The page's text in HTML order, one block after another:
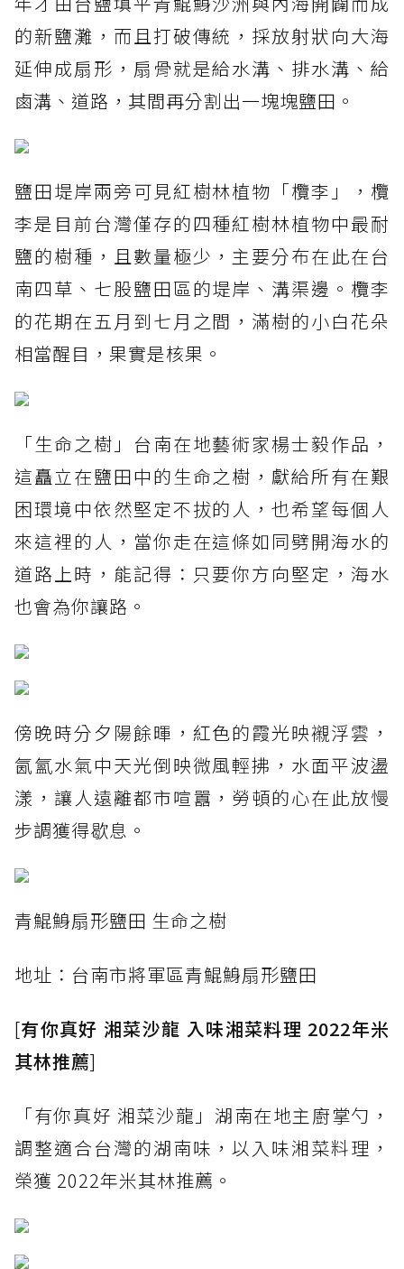
的新鹽灘，而且打破傳統，採放射狀向大海
延伸成扇形，扇骨就是給水溝、排水溝、給
鹵溝、道路，其間再分割出一塊塊鹽田。
鹽田堤岸兩旁可見紅樹林植物「欖李」，欖
李是目前台灣僅存的四種紅樹林植物中最耐
鹽的樹種，且數量極少，主要分布在此在台
南四草、七股鹽田區的堤岸、溝渠邊。欖李
的花期在五月到七月之間，滿樹的小白花朵
相當醒目，果實是核果。
「生命之樹」台南在地藝術家楊士毅作品，
這矗立在鹽田中的生命之樹，獻給所有在艱
困環境中依然堅定不拔的人，也希望每個人
來這裡的人，當你走在這條如同劈開海水的
道路上時，能記得：只要你方向堅定，海水
也會為你讓路。
傍晚時分夕陽餘暉，紅色的霞光映襯浮雲，
氤氳水氣中天光倒映微風輕拂，水面平波盪
漾，讓人遠離都市喧囂，勞頓的心在此放慢
步調獲得歇息。
青鯤鯓扇形鹽田 生命之樹
地址：台南市將軍區青鯤鯓扇形鹽田
[有你真好 湘菜沙龍 入味湘菜料理 2022年米
其林推薦]
「有你真好 湘菜沙龍」湖南在地主廚掌勺，
調整適合台灣的湖南味，以入味湘菜料理，
榮獲 2022年米其林推薦。